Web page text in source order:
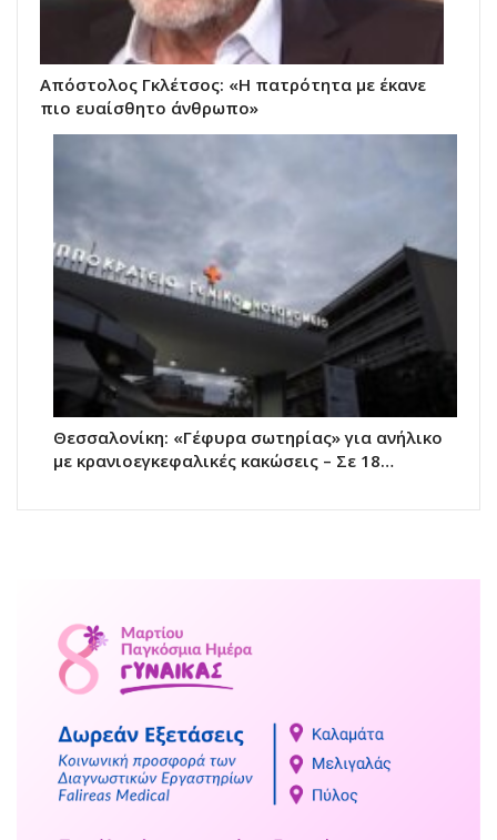
Απόστολος Γκλέτσος: «Η πατρότητα με έκανε
πιο ευαίσθητο άνθρωπο»
Θεσσαλονίκη: «Γέφυρα σωτηρίας» για ανήλικο
με κρανιοεγκεφαλικές κακώσεις – Σε 18…